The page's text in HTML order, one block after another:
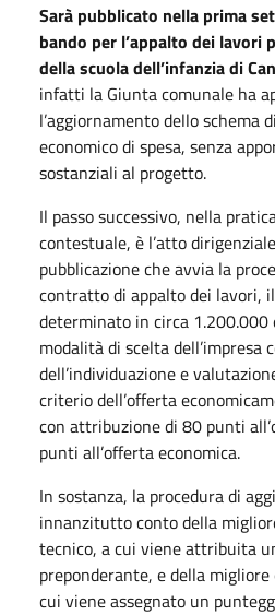
Sarà pubblicato nella prima
bando per l’appalto dei lavori
della scuola dell’infanzia di
infatti la Giunta comunale ha
l’aggiornamento dello schema
economico di spesa, senza
sostanziali al progetto.
Il passo successivo, nella
contestuale, è l’atto
pubblicazione che avvia la
contratto di appalto dei lavori,
determinato in circa 1.200.000
modalità di scelta dell’impresa
dell’individuazione e
criterio dell’offerta
con attribuzione di 80 punti
punti all’offerta economica.
In sostanza, la procedura di
innanzitutto conto della
tecnico, a cui viene attribuita
preponderante, e della
cui viene assegnato un